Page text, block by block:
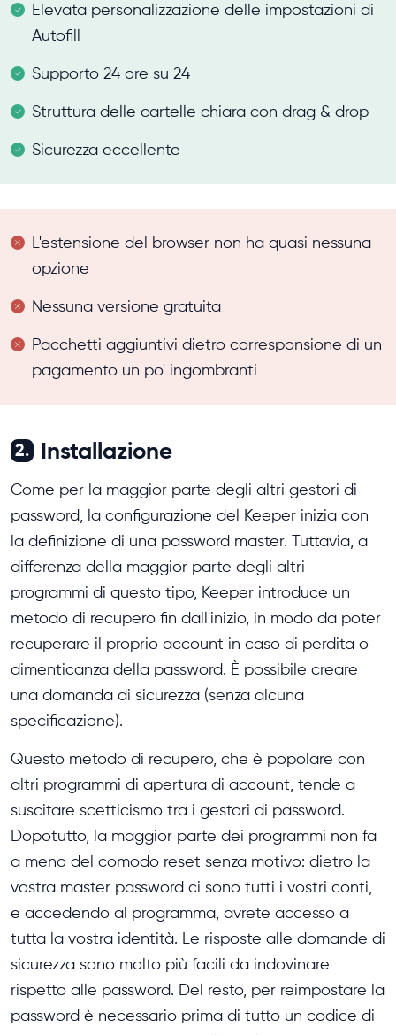
Elevata personalizzazione delle impostazioni di
Autofill
Supporto 24 ore su 24
Struttura delle cartelle chiara con drag & drop
Sicurezza eccellente
L'estensione del browser non ha quasi nessuna
opzione
Nessuna versione gratuita
Pacchetti aggiuntivi dietro corresponsione di un
pagamento un po' ingombranti
2. Installazione
Come per la maggior parte degli altri gestori di
password, la configurazione del Keeper inizia con
la definizione di una password master. Tuttavia, a
differenza della maggior parte degli altri
programmi di questo tipo, Keeper introduce un
metodo di recupero fin dall'inizio, in modo da poter
recuperare il proprio account in caso di perdita o
dimenticanza della password. È possibile creare
una domanda di sicurezza (senza alcuna
specificazione).
Questo metodo di recupero, che è popolare con
altri programmi di apertura di account, tende a
suscitare scetticismo tra i gestori di password.
Dopotutto, la maggior parte dei programmi non fa
a meno del comodo reset senza motivo: dietro la
vostra master password ci sono tutti i vostri conti,
e accedendo al programma, avrete accesso a
tutta la vostra identità. Le risposte alle domande di
sicurezza sono molto più facili da indovinare
rispetto alle password. Del resto, per reimpostare la
password è necessario prima di tutto un codice di